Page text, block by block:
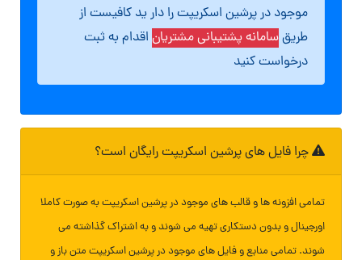
موجود در پرشین اسکریپت را دار ید کافیست از
طریقسامانه پشتیبانی مشتریان اقدام به ثبت
درخواست کنید
چرا فایل های پرشین اسکریپت رایگان است؟
تمامی افزونه ها و قالب های موجود در پرشین اسکریپت به صورت کاملا
اورجینال و بدون دستکاری تهیه می شوند و به اشتراک گذاشته می
شوند. تمامی منابع و فایل های موجود در پرشین اسکریپت متن باز و